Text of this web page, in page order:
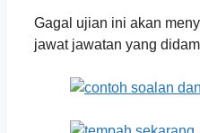
Gagal ujian ini akan
jawat jawatan yang